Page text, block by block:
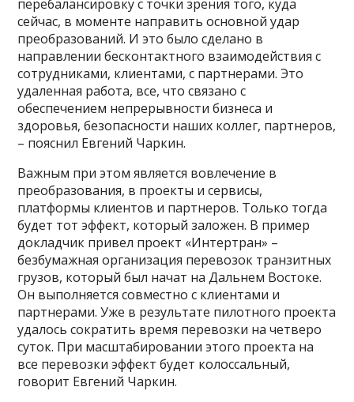
перебалансировку с точки зрения того, куда
сейчас, в моменте направить основной удар
преобразований. И это было сделано в
направлении бесконтактного взаимодействия с
сотрудниками, клиентами, с партнерами. Это
удаленная работа, все, что связано с
обеспечением непрерывности бизнеса и
здоровья, безопасности наших коллег, партнеров,
– пояснил Евгений Чаркин.
Важным при этом является вовлечение в
преобразования, в проекты и сервисы,
платформы клиентов и партнеров. Только тогда
будет тот эффект, который заложен. В пример
докладчик привел проект «Интертран» –
безбумажная организация перевозок транзитных
грузов, который был начат на Дальнем Востоке.
Он выполняется совместно с клиентами и
партнерами. Уже в результате пилотного проекта
удалось сократить время перевозки на четверо
суток. При масштабировании этого проекта на
все перевозки эффект будет колоссальный,
говорит Евгений Чаркин.